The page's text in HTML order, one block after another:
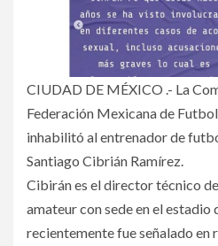
CIUDAD DE MÉXICO .- La
Federación Mexicana de
inhabilitó al entrenador de
Santiago Cibrián Ramírez.
Cibirán es el director técnico
amateur con sede en el estadio
recientemente fue señalado en